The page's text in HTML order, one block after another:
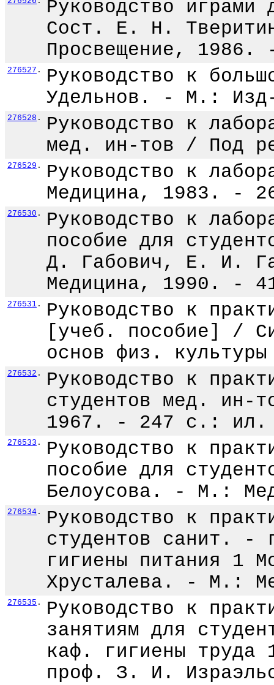
Руководство
Сост. Е. Н.
Просвещение,
276527 .
Руководство к
Удельнов. - М.:
276528 .
Руководство к
мед. ин-тов / Под
276529 .
Руководство к
Медицина, 1983. -
276530 .
Руководство к
пособие для
Д. Габович, Е. И.
Медицина, 1990. -
276531 .
Руководство к
[учеб. пособие] /
основ физ.
276532 .
Руководство к
студентов мед.
1967. - 247 с.: ил.
276533 .
Руководство к
пособие для
Белоусова. - М.:
276534 .
Руководство к
студентов санит. -
гигиены питания
Хрусталева. - М.:
276535 .
Руководство к
занятиям для
каф. гигиены
проф. З. И.